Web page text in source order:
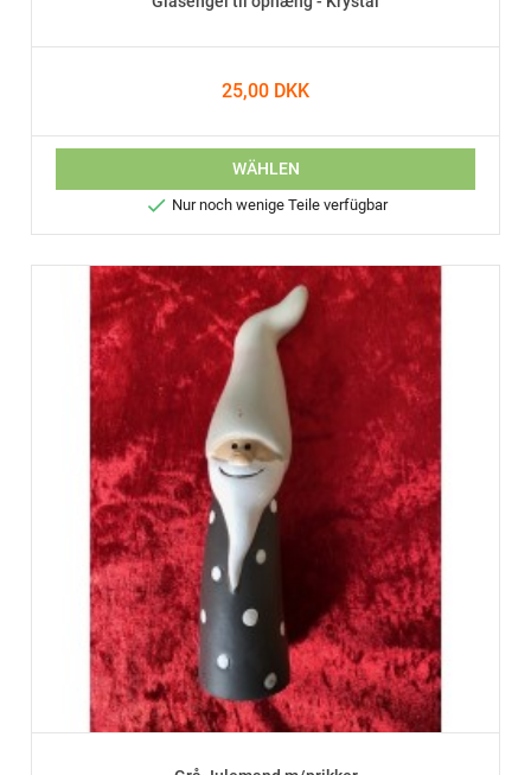
25,00 DKK
WÄHLEN
 Nur noch wenige Teile verfügbar